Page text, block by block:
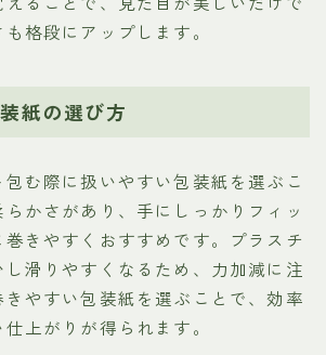
格段にアップします。
紙の選び方
む際に扱いやすい包装紙を選ぶこ
かさがあり、手にしっかりフィッ
巻きやすくおすすめです。プラスチ
し滑りやすくなるため、力加減に注
やすい包装紙を選ぶことで、効率
上がりが得られます。